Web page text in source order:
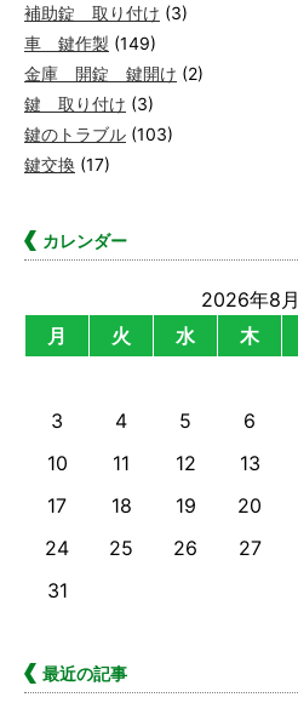
補助錠 取り付け (3)
車 鍵作製 (149)
金庫 開錠 鍵開け (2)
鍵 取り付け (3)
鍵のトラブル (103)
鍵交換 (17)
カレンダー
2026年8月
月
火 水 木
3
4 5 6
10
11 12 13
17
18 19 20
24
25 26 27
31
最近の記事